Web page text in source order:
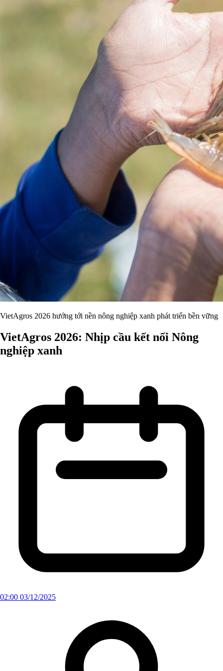
VietAgros 2026 hướng tới nền nông nghiệp xanh phát triển bền vững
VietAgros 2026: Nhịp cầu kết nối Nông
nghiệp xanh
02:00 03/12/2025